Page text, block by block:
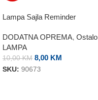
Lampa Sajla Reminder
DODATNA OPREMA, Ostalo
LAMPA
10,00KM 8,00 KM
SKU: 90673